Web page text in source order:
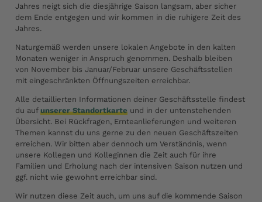
Jahres neigt sich die diesjährige Saison langsam, aber sicher
dem Ende entgegen und wir kommen in die ruhigere Zeit des
Jahres.
Naturgemäß werden unsere lokalen Angebote in den kalten
Monaten weniger in Anspruch genommen. Deshalb bleiben
von November bis Januar/Februar unsere Geschäftsstellen
mit eingeschränkten Öffnungszeiten erreichbar.
Alle detaillierten Informationen deiner Geschäftsstelle findest
du aufunserer Standortkarte und in der untenstehenden
Übersicht. Bei Rückfragen, Ernteanlieferungen und weiteren
Themen kannst du uns gerne zu den neuen Geschäftszeiten
erreichen. Wir bitten aber dennoch um Verständnis, wenn
unsere Kollegen und Kolleginnen die Zeit auch für ihre
Familien und Erholung nach der intensiven Saison nutzen und
ggf. nicht wie gewohnt erreichbar sind.
Wir nutzen diese Zeit auch, um uns auf die kommende Saison